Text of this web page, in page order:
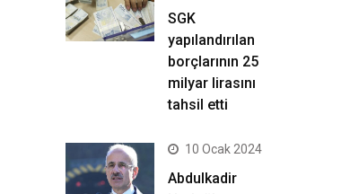
SGK
yapılandırılan
borçlarının 25
milyar lirasını
tahsil etti
10 Ocak 2024
Abdulkadir